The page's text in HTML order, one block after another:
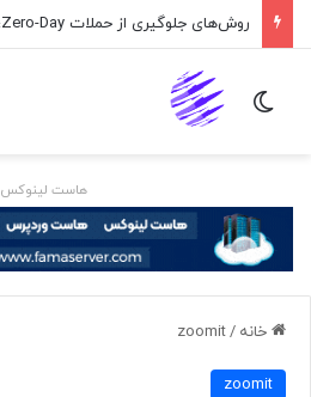
تغییر پوسته
هاست لینوکس
خانه /
zoomit
zoomit